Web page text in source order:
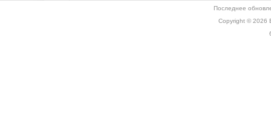
Последнее
Copyright © 2026